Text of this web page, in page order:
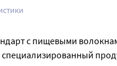
с пищевыми
продукт